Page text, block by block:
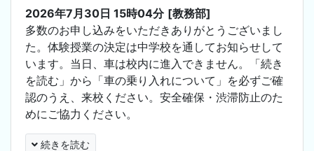
2026年7月30日 15時04分 [教務部]
多数のお申し込みをいただきありがとうございまし
た。体験授業の決定は中学校を通してお知らせして
います。当日、車は校内に進入できません。「続き
を読む」から「車の乗り入れについて」を必ずご確
認のうえ、来校ください。安全確保・渋滞防止のた
めにご協力ください。
続きを読む